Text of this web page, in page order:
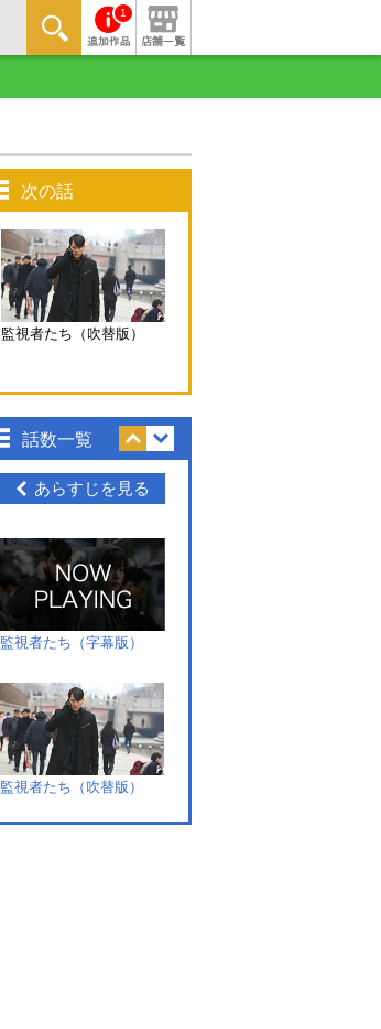
1
次の話
監視者たち（吹替版）
話数一覧
あらすじを見る
監視者たち（字幕版）
監視者たち（吹替版）